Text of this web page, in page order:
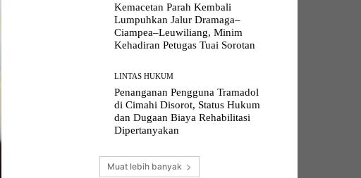
Kemacetan Parah Kembali
Lumpuhkan Jalur Dramaga–
Ciampea–Leuwiliang, Minim
Kehadiran Petugas Tuai Sorotan
LINTAS HUKUM
Penanganan Pengguna Tramadol
di Cimahi Disorot, Status Hukum
dan Dugaan Biaya Rehabilitasi
Dipertanyakan
Muat lebih banyak